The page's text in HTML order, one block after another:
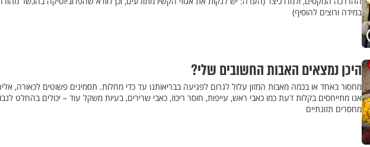
במידה ורוצים להוסיף)
היכן נמצאים האבות החשובים שלי?
מחסור באחד או בכמה מאבות המזון עלול לגרום לפגיעה בבריאותנו עד כדי מחלות. תסמינים פשוטים לכאורה,
אנו מתייחסים בקלות דעת כמו כאבי ראש, עייפות, חוסר ריכוז, כאבי שרירים, בעיות משקל עוד – יכולים בהחלט
מחסרים תזונתיים